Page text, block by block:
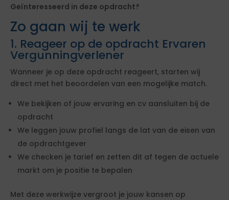
Geïnteresseerd in deze opdracht?
Zo gaan wij te werk
1. Reageer op de opdracht Ervaren
Vergunningverlener
Wanneer je op deze opdracht reageert, starten wij
direct met het beoordelen van een mogelijke match.
We bekijken of jouw ervaring en cv aansluiten bij de
opdracht
We leggen jouw profiel langs de lat van de eisen van
de opdrachtgever
We checken je tarief en zetten dit af tegen de actuele
markt om je positie te bepalen
Met deze werkwijze vergroot je jouw kansen op